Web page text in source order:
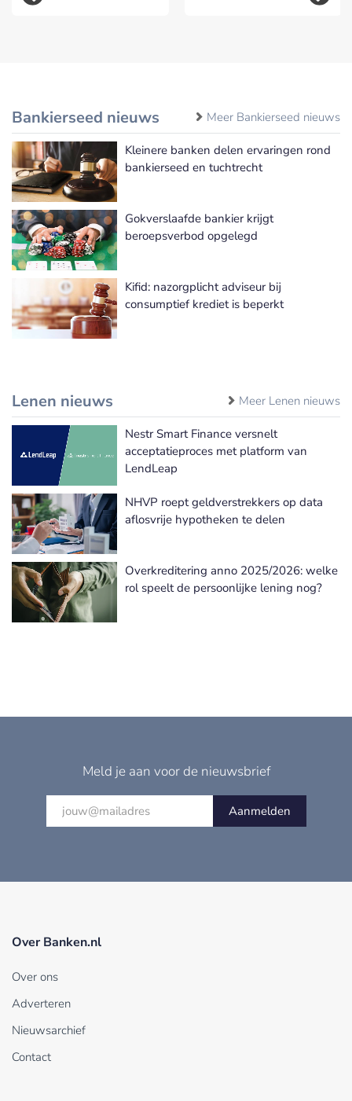
Bankierseed nieuws Meer Bankierseed nieuws
Kleinere banken delen ervaringen rond
bankierseed en tuchtrecht
Gokverslaafde bankier krijgt
beroepsverbod opgelegd
Kifid: nazorgplicht adviseur bij
consumptief krediet is beperkt
Lenen nieuws Meer Lenen nieuws
Nestr Smart Finance versnelt
acceptatieproces met platform van
LendLeap
NHVP roept geldverstrekkers op data
aflosvrije hypotheken te delen
Overkreditering anno 2025/2026: welke
rol speelt de persoonlijke lening nog?
Meld je aan voor de nieuwsbrief
Aanmelden
Over Banken.nl
Over ons
Adverteren
Nieuwsarchief
Contact